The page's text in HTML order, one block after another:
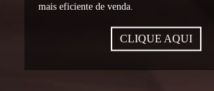
mais eficiente de venda.
CLIQUE AQUI